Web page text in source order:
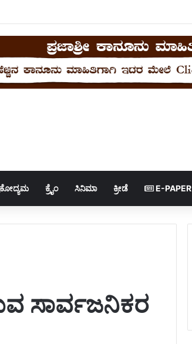
ವಿವೇಕ್ ಬನ್ಸಾಲ್ ಭೇಟಿ..
ಕ್ರೈಂ ಸಿನಿಮಾ ಕ್ರೀಡೆ E-PAPER
ಸಾರ್ವಜನಿಕರ